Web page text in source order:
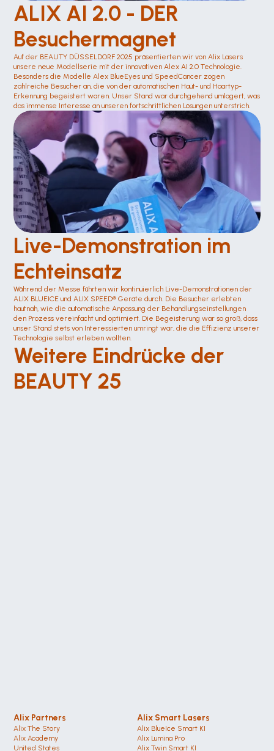
ALIX AI 2.0 - DER
Besuchermagnet
Auf der BEAUTY DÜSSELDORF 2025 präsentierten wir von Alix Lasers
unsere neue Modellserie mit der innovativen Alex AI 2.0 Technologie.
Besonders die Modelle Alex BlueEyes und SpeedCancer zogen
zahlreiche Besucher an, die von der automatischen Haut- und Haartyp-
Erkennung begeistert waren. Unser Stand war durchgehend umlagert, was
das immense Interesse an unseren fortschrittlichen Lösungen unterstrich.
Live-Demonstration im
Echteinsatz
Während der Messe führten wir kontinuierlich Live-Demonstrationen der
ALIX BLUEICE und ALIX SPEED® Geräte durch. Die Besucher erlebten
hautnah, wie die automatische Anpassung der Behandlungseinstellungen
den Prozess vereinfacht und optimiert. Die Begeisterung war so groß, dass
unser Stand stets von Interessierten umringt war, die die Effizienz unserer
Technologie selbst erleben wollten.
Weitere Eindrücke der
BEAUTY 25
Alix Partners
Alix The Story
Alix Academy
United States
Alix Smart Lasers
Alix BlueIce Smart KI
Alix Lumina Pro
Alix Twin Smart KI